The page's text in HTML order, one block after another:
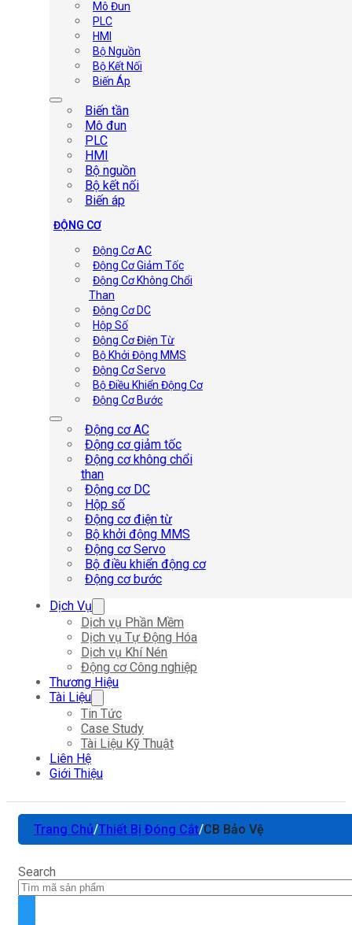
Mô Đun
PLC
HMI
Bộ Nguồn
Bộ Kết Nối
Biến Áp
Biến tần
Mô đun
PLC
HMI
Bộ nguồn
Bộ kết nối
Biến áp
ĐỘNG CƠ
Động Cơ AC
Động Cơ Giảm Tốc
Động Cơ Không Chổi
Than
Động Cơ DC
Hộp Số
Động Cơ Điện Từ
Bộ Khởi Động MMS
Động Cơ Servo
Bộ Điều Khiển Động Cơ
Động Cơ Bước
Động cơ AC
Động cơ giảm tốc
Động cơ không chổi
than
Động cơ DC
Hộp số
Động cơ điện từ
Bộ khởi động MMS
Động cơ Servo
Bộ điều khiển động cơ
Động cơ bước
Dịch Vụ
Dịch vụ Phần Mềm
Dịch vụ Tự Động Hóa
Dịch vụ Khí Nén
Động cơ Công nghiệp
Thương Hiệu
Tài Liệu
Tin Tức
Case Study
Tài Liệu Kỹ Thuật
Liên Hệ
Giới Thiệu
Trang Chủ/Thiết Bị Đóng Cắt/CB Bảo Vệ
Search